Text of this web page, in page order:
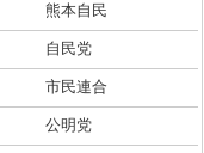
熊本自民
自民党
市民連合
公明党